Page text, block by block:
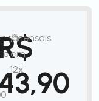
/mensais
em
12x